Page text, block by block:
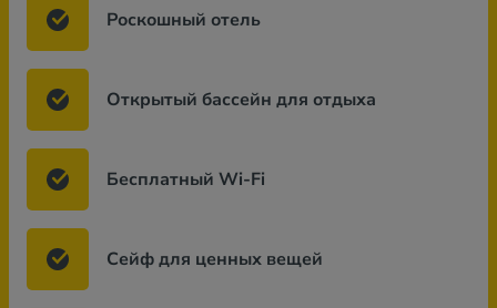
Роскошный отель
Открытый бассейн для отдыха
Бесплатный Wi-Fi
Сейф для ценных вещей